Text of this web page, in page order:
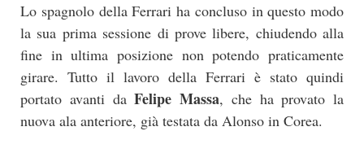
Lo spagnolo della Ferrari ha concluso in questo modo
la sua prima sessione di prove libere, chiudendo alla
fine in ultima posizione non potendo praticamente
girare. Tutto il lavoro della Ferrari è stato quindi
portato avanti daFelipe Massa, che ha provato la
nuova ala anteriore, già testata da Alonso in Corea.